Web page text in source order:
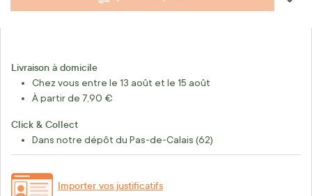
Livraison à domicile
Chez vous entre le 13 août et le 15 août
À partir de 7,90 €
Click & Collect
Dans notre dépôt du Pas-de-Calais (62)
Importer vos justificatifs